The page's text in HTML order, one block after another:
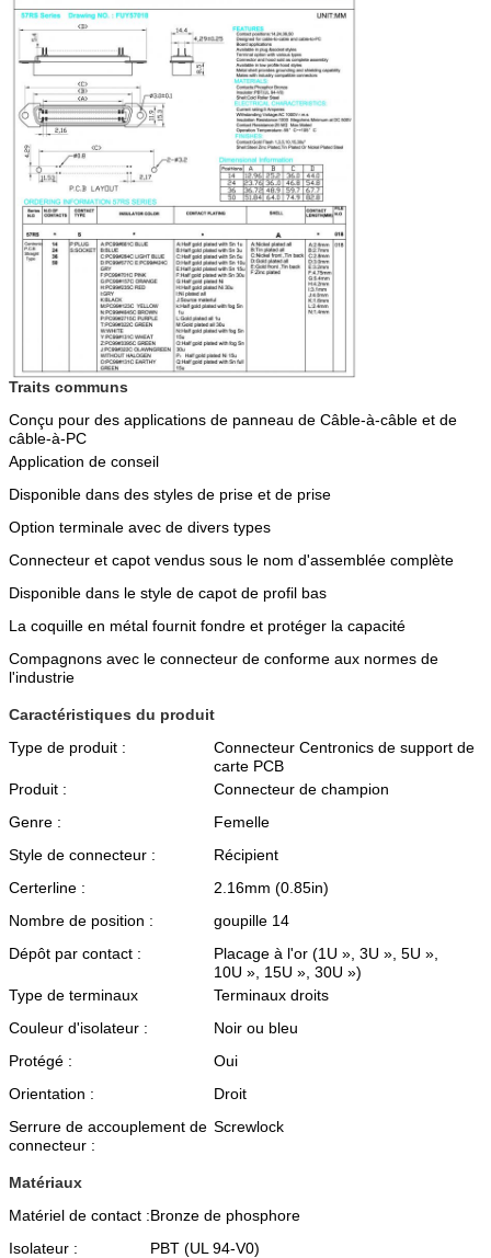
Traits communs
Conçu pour des applications de panneau de Câble-à-câble et de
câble-à-PC
Application de conseil
Disponible dans des styles de prise et de prise
Option terminale avec de divers types
Connecteur et capot vendus sous le nom d'assemblée complète
Disponible dans le style de capot de profil bas
La coquille en métal fournit fondre et protéger la capacité
Compagnons avec le connecteur de conforme aux normes de
l'industrie
Caractéristiques du produit
Type de produit :
Connecteur Centronics de support de
carte PCB
Produit :
Connecteur de champion
Genre :
Femelle
Style de connecteur :
Récipient
Certerline :
2.16mm (0.85in)
Nombre de position :
goupille 14
Dépôt par contact :
Placage à l'or (1U », 3U », 5U »,
10U », 15U », 30U »)
Type de terminaux
Terminaux droits
Couleur d'isolateur :
Noir ou bleu
Protégé :
Oui
Orientation :
Droit
Serrure de accouplement de
connecteur :
Screwlock
Matériaux
Matériel de contact :Bronze de phosphore
Isolateur :
PBT (UL 94-V0)